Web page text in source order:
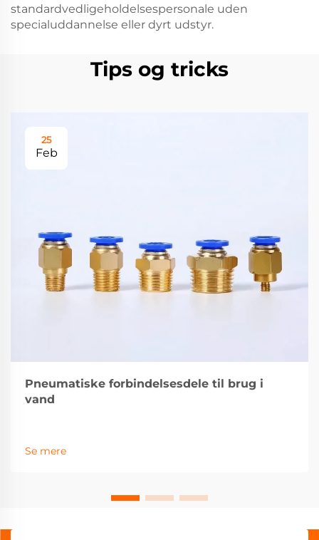
standardvedligeholdelsespersonale uden
specialuddannelse eller dyrt udstyr.
Tips og tricks
25
Feb
Pneumatiske forbindelsesdele til brug i
vand
Se mere